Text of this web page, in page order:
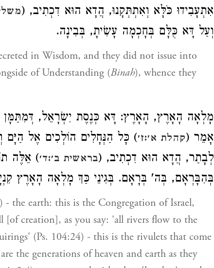
אִתְעָבִידוּ כֹּלָּא וְאִתְתְּקָנוּ, הֲדָא הוּא דִכְתִיב, (
וְעַל דָּא כֻּלָּם בְּחָכְמָה עָשִׂיתָ, בְּבִינָה.
in Wisdom, and they did not issue into
of Understanding (Binah), whence they
מָלְאָה הָאָרֶץ, הָאָרֶץ: דָּא כְּנֶסֶת יִשְׂרָאֵל,
אָמֵר (קהלת א׳:ז׳) כָּל הַנְּחָלִים הוֹלְכִים אֶל הַיָּם
לְבָתַר, הֲדָא הוּא דִכְתִיב, (בראשית ב׳:ד׳) אֵלֶּה
בְּהִבָּרְאָם, בְּה' בְּרָאָם. בְּגִינֵי כַּךְ מָלְאָה הָאָרֶץ
the earth: this is the Congregation of Israel,
creation], as you say: 'all rivers flow to the
(Ps. 104:24) - this is the rivulets that come
the generations of heaven and earth as they